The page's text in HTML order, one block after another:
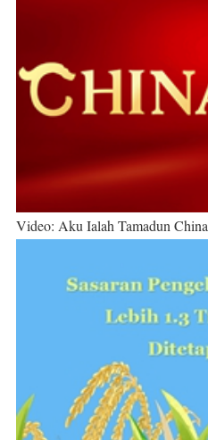
Video: Aku Ialah Tamadun China